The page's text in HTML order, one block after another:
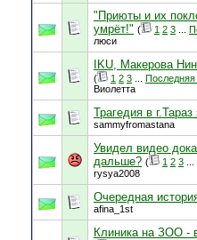
"Приюты и их
умрёт!" ( 1 2 3
люси
IKU, Макерова
( 1 2 3 Последняя
Виолетта
Трагедия в
sammyfromastana
Увидел видео
дальше? ( 1 2 3
rysya2008
Очередная
afina_1st
Клиника на ЗОО -